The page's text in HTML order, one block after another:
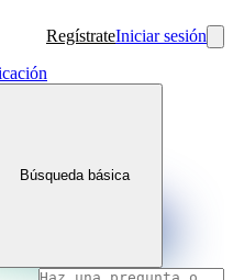
RegístrateIniciar sesión
Búsqueda básica